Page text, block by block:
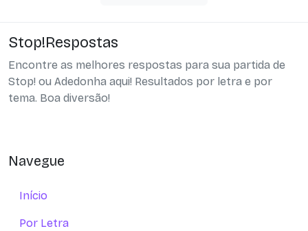
Stop!Respostas
Encontre as melhores respostas para sua partida de
Stop! ou Adedonha aqui! Resultados por letra e por
tema. Boa diversão!
Navegue
Início
Por Letra